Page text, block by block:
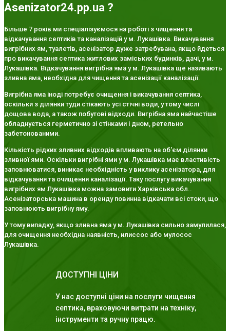
Asenizator24.pp.ua ?
Більше 7 років ми спеціалізуємося на роботі з чищення та
відкачування септиків та каналізацій у м. Лукашівка. Викачування
вигрібних ям, туалетів, асенізатор дуже затребувана, якщо йдеться
про викачування септика житлових заміських будинків, дачі, у м.
Лукашівка. Відкачування вигрібна яма у м. Лукашівка ще називають
зливна яма, необхідна для чищення та асенізації каналізації.
Вигрібна яма іноді потребує очищення і викачування септика,
оскільки з ділянки туди стікають усі стічні води, у тому числі
дощова вода, а також побутові відходи. Вигрібна яма найчастіше
обладнується герметично зі стінками і дном, ретельно
забетонованими.
Кількість рідких зливних відходів впливають на об'єм ділянки
зливної ями. Оскільки вигрібні ями у м. Лукашівка має властивість
заповнюватися, виникає необхідність у виклику асенізатора, для
відкачування та очищення каналізації. Таку послугу викачування
вигрібних ям Лукашівка можна замовити Харківська обл..
Асенізаторська машина в оренду повинна відкачати всі стоки, що
заповнюють вигрібну яму.
У тому випадку, якщо зливна яма у м. Лукашівка сильно замулилася,
для очищення необхідна наявність, илиссос або мулосос
Лукашівка.
ДОСТУПНІ ЦІНИ
У нас доступні ціни на послуги чищення
септика, враховуючи витрати на техніку,
інструменти та ручну працю.